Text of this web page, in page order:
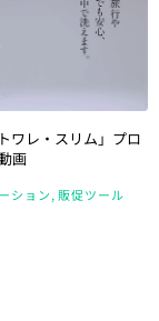
ワレ・スリム」プロ
画
ション 販促ツール